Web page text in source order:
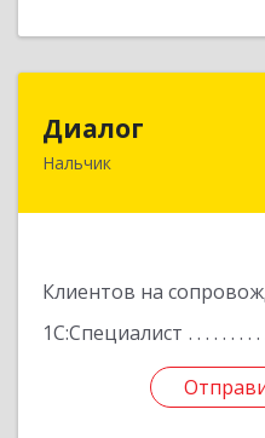
Диалог
Нальчик
Клиентов на
1С:Специалист
360016, Кабардино-